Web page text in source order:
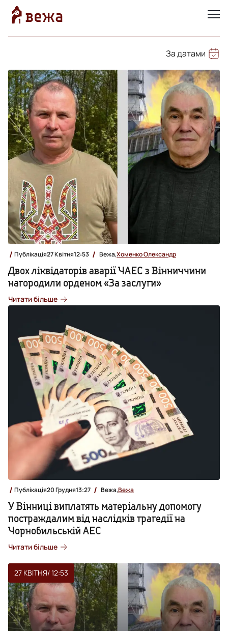
За датами
Публікація27 Квітня12:53 Вежа,Хоменко Олександр
Двох ліквідаторів аварії ЧАЕС з Вінниччини
нагородили орденом «За заслуги»
Читати більше
Публікація20 Грудня13:27 Вежа,Вежа
У Вінниці виплатять матеріальну допомогу
постраждалим від наслідків трагедії на
Чорнобильській АЕС
Читати більше
27 КВІТНЯ/ 12:53